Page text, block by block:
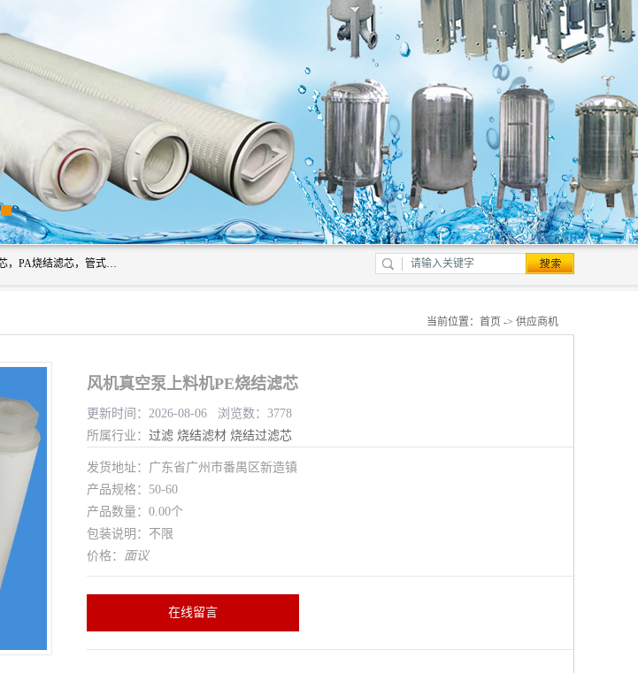
广州滤源过滤器材有限公司主营经营产品有：PTFE烧结滤芯、PE滤芯，烧结滤芯，PE烧结滤芯，PA烧结滤芯，管式膜支撑管，真空上料机滤芯，粉末烧结滤芯，止溢滤芯，吸头滤芯，湿化瓶滤芯、不锈钢烧结滤芯等。公司现拥有一批精干的管理人员和一支高素质的技术队伍，舒适优雅的办公环境和拥有全新现代化标准厂房。
当前位置： 首页 -> 供应商机
风机真空泵上料机PE烧结滤芯
更新时间：2026-08-06 浏览数：3778
所属行业： 过滤 烧结滤材 烧结过滤芯
发货地址：广东省广州市番禺区新造镇
产品规格：50-60
产品数量：0.00个
包装说明：不限
价格： 面议
在线留言